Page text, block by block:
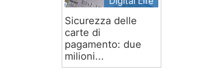
Sicurezza delle
carte di
pagamento: due
milioni...